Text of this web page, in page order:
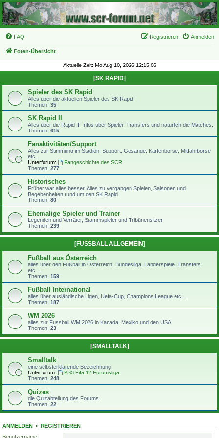
FAQ Anmelden
Registrieren
Foren-Übersicht
Aktuelle Zeit: Mo Aug 10, 2026 12:15:06
[SK RAPID]
Spieler des SK Rapid
Alles über die aktuellen Spieler des SK Rapid
Themen: 35
SK Rapid II
Alles über die Rapid II. Infos über Spieler, Transfers und natürlich die Matches.
Themen: 615
Fanaktivitäten/Support
Alles zur Stimmung im Stadion, Support, Gesänge, Kartenbörse, Mitfahrbörse
etc...
Unterforum:
Fangeschichte des SCR
Themen: 277
Historisches
Früher war alles besser. Alles zu vergangen Spielen, Saisonen und
Begebenheiten rund um den SK Rapid
Themen: 80
Ehemalige Spieler und Trainer
Legenden und Verräter, Stammspieler und Tribünensitzer
Themen: 239
[FUSSBALL ALLGEMEIN]
Fußball aus Österreich
alles über den Fußball in Österreich. Bundesliga, Länderspiele, Transfers
etc....
Themen: 159
Fußball International
alles über ausländische Ligen, Uefa-Cup, Champions League etc...
Themen: 187
WM 2026
alles zur Fussball WM 2026 in Kanada, Mexiko und den USA
Themen: 23
[SMALLTALK]
Smalltalk
eine selbsterklärende Bezeichnung
Unterforum:
PS3 Fifa 12 Forumsliga
Themen: 248
Quizes
die Quizabteilung des Forums
Themen: 22
ANMELDEN • REGISTRIEREN
Benutzername: